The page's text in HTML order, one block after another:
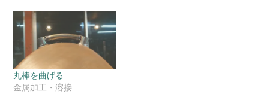
丸棒を曲げる
金属加工・溶接